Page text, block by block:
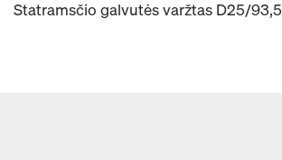
Statramsčio galvutės varžtas D25/93,5